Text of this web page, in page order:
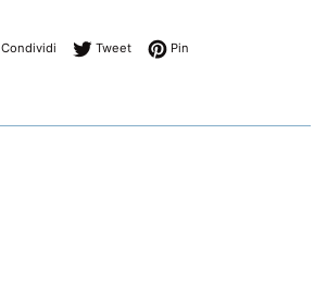
Condividi Condividi su Facebook
TweetTwitta su Twitter
Pin